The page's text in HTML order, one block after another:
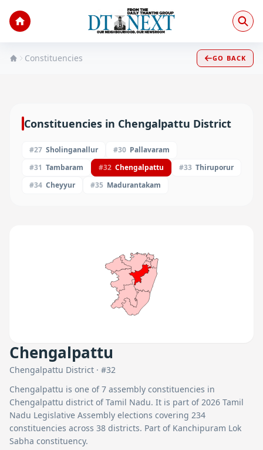
Constituencies GO BACK
Constituencies in Chengalpattu District
#27 Sholinganallur #30 Pallavaram
#31 Tambaram #32 Chengalpattu #33 Thiruporur
#34 Cheyyur #35 Madurantakam
Chengalpattu
Chengalpattu District · #32
Chengalpattu is one of7 assembly constituencies in
Chengalpattu district of Tamil Nadu. It is part of 2026 Tamil
Nadu Legislative Assembly elections covering 234
constituencies across 38 districts. Part of Kanchipuram Lok
Sabha constituency.